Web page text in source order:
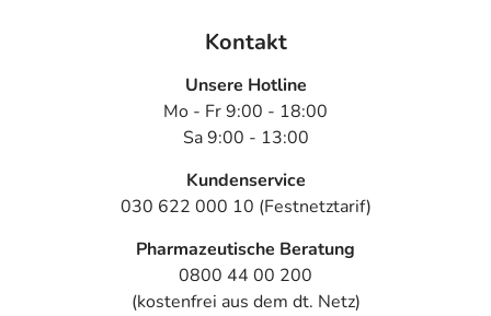
Kontakt
Unsere Hotline
Mo - Fr 9:00 - 18:00
Sa 9:00 - 13:00
Kundenservice
030 622 000 10 (Festnetztarif)
Pharmazeutische Beratung
0800 44 00 200
(kostenfrei aus dem dt. Netz)